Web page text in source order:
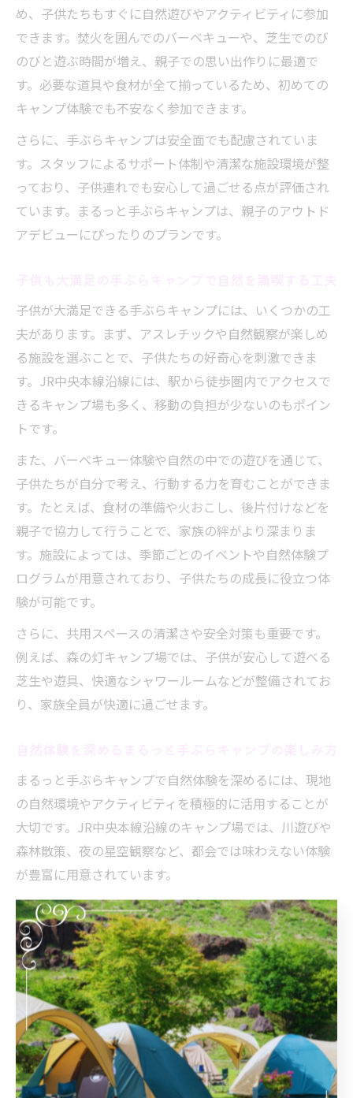
め、子供たちもすぐに自然遊びやアクティビティに参加
できます。焚火を囲んでのバーベキューや、芝生でのび
のびと遊ぶ時間が増え、親子での思い出作りに最適で
す。必要な道具や食材が全て揃っているため、初めての
キャンプ体験でも不安なく参加できます。
さらに、手ぶらキャンプは安全面でも配慮されていま
す。スタッフによるサポート体制や清潔な施設環境が整
っており、子供連れでも安心して過ごせる点が評価され
ています。まるっと手ぶらキャンプは、親子のアウトド
アデビューにぴったりのプランです。
子供が大満足できる手ぶらキャンプには、いくつかの工
夫があります。まず、アスレチックや自然観察が楽しめ
る施設を選ぶことで、子供たちの好奇心を刺激できま
す。JR中央本線沿線には、駅から徒歩圏内でアクセスで
きるキャンプ場も多く、移動の負担が少ないのもポイン
トです。
また、バーベキュー体験や自然の中での遊びを通じて、
子供たちが自分で考え、行動する力を育むことができま
す。たとえば、食材の準備や火おこし、後片付けなどを
親子で協力して行うことで、家族の絆がより深まりま
す。施設によっては、季節ごとのイベントや自然体験プ
ログラムが用意されており、子供たちの成長に役立つ体
験が可能です。
さらに、共用スペースの清潔さや安全対策も重要です。
例えば、森の灯キャンプ場では、子供が安心して遊べる
芝生や遊具、快適なシャワールームなどが整備されてお
り、家族全員が快適に過ごせます。
まるっと手ぶらキャンプで自然体験を深めるには、現地
の自然環境やアクティビティを積極的に活用することが
大切です。JR中央本線沿線のキャンプ場では、川遊びや
森林散策、夜の星空観察など、都会では味わえない体験
が豊富に用意されています。
たとえば、親子で動植物を観察したり、自然素材を使っ
たクラフト体験に挑戦したりすることで、子供たちの観
察力や創造力を育むことができます。さらに、焚火やバ
ーベキューを通じて、火の取り扱いや食材の調理など、
自然の中でのルールやマナーを学ぶ良い機会にもなりま
す。
加えて、施設スタッフから自然環境や安全対策について
の説明を聞くことで、より安心して自然体験を楽しむこ